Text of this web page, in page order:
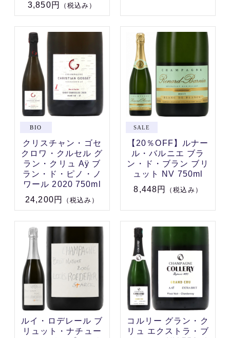
3,850円
（税込み）
クリスチャン・ゴセ
クロワ・クルセル グ
ラン・クリュ Aÿ ブ
ラン・ド・ピノ・ノ
ワール 2020 750ml
24,200円
（税込み）
【20％OFF】ルナー
ル・バルニエ ブラ
ン・ド・ブラン ブリ
ュット NV 750ml
8,448円
（税込み）
ルイ・ロデレール ブ
リュット・ナチュー
コルリー グラン・ク
リュ エクストラ・ブ